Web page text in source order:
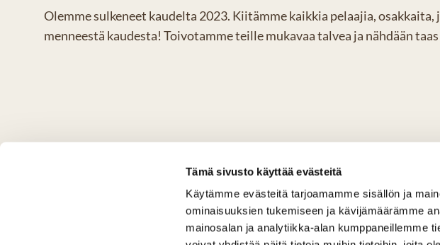
Tämä sivusto käyttää evästeitä
Käytämme evästeitä tarjoamamme sisällön ja
ominaisuuksien tukemiseen ja kävijämäärämme
mainosalan ja analytiikka-alan kumppaneillemme
Olemme sulkeneet kaudelta 2023. Kiitämme kaikkia pelaajia, osakkaita,
menneestä kaudesta! Toivotamme teille mukavaa talvea ja nähdään taas